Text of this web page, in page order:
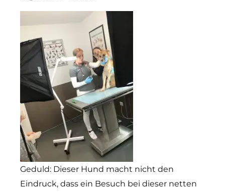
Geduld: Dieser Hund macht nicht den
Eindruck, dass ein Besuch bei dieser netten